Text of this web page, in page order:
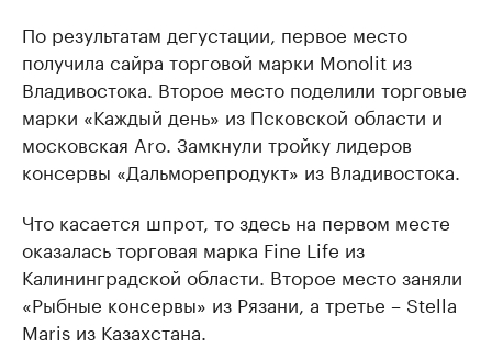
По результатам дегустации, первое место
получила сайра торговой марки Monolit из
Владивостока. Второе место поделили торговые
марки «Каждый день» из Псковской области и
московская Aro. Замкнули тройку лидеров
консервы «Дальморепродукт» из Владивостока.
Что касается шпрот, то здесь на первом месте
оказалась торговая марка Fine Life из
Калининградской области. Второе место заняли
«Рыбные консервы» из Рязани, а третье – Stella
Maris из Казахстана.